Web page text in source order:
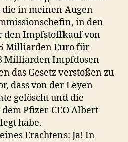
in meinen Augen
in den
den Impfstoffkauf von
Milliarden Euro für
Milliarden Impfdosen
das Gesetz verstoßen zu
dass von der Leyen
gelöscht und die
Pfizer-CEO Albert
habe.
Erachtens: Ja! In